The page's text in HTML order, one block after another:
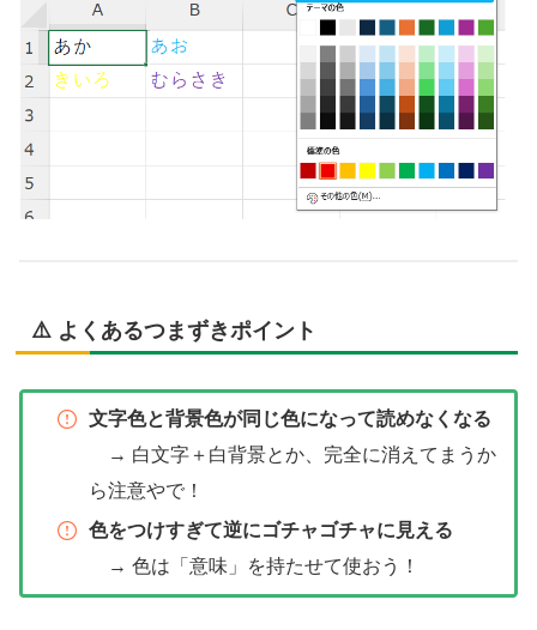
⚠️ よくあるつまずきポイント
文字色と背景色が同じ色になって読めなくなる
→ 白文字＋白背景とか、完全に消えてまうか
ら注意やで！
色をつけすぎて逆にゴチャゴチャに見える
→ 色は「意味」を持たせて使おう！